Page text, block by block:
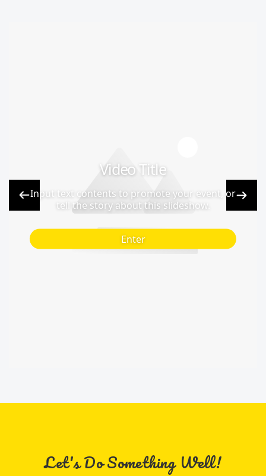
Video Title
Input text contents to promote your event, or
tell the story about this slideshow.
Enter
Let's Do Something Well!